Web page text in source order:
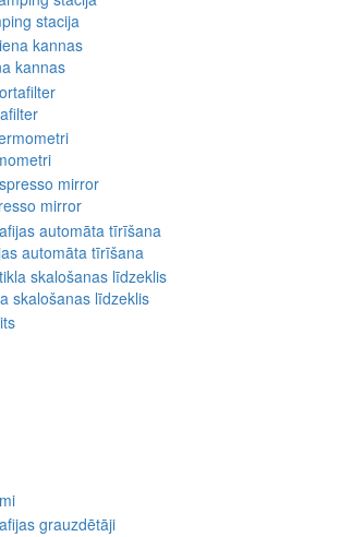
stacija
kannas
mirror
automāta tīrīšana
skalošanas līdzeklis